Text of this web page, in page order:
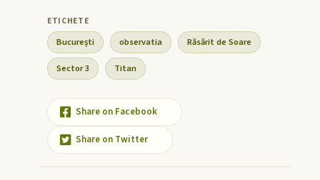
București observatia Răsărit de Soare
Sector 3 Titan
Share on Facebook
Share on Twitter